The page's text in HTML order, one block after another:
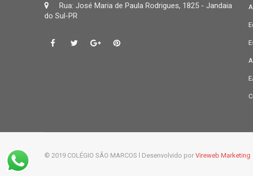
Rua: José Maria de Paula Rodrigues, 1825 - Jandaia
do Sul-PR
© 2019 COLÉGIO SÃO MARCOS l Desenvolvido por Vireweb Marketing